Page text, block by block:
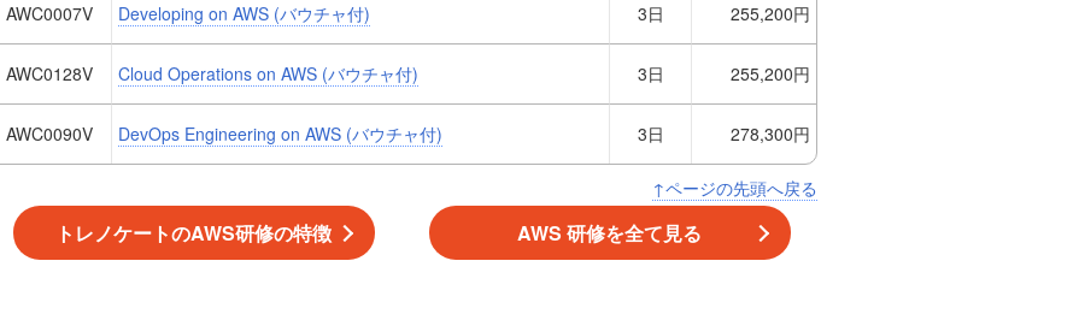
AWC0007V Developing on AWS (バウチャ付) 3日 255,200円
AWC0128V Cloud Operations on AWS (バウチャ付) 3日 255,200円
AWC0090V DevOps Engineering on AWS (バウチャ付) 3日 278,300円
↑ページの先頭へ戻る
トレノケートのAWS研修の特徴 AWS 研修を全て見る